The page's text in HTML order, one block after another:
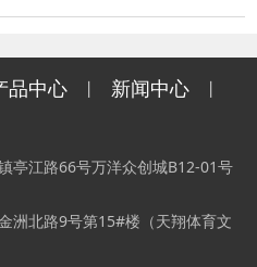
品中心 新闻中心
亭江路66号万洋众创城B12-01号
洲北路9号第15#楼（天翔体育文